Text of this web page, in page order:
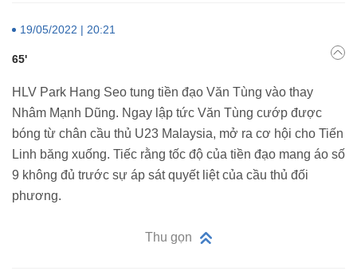
19/05/2022 | 20:21
65'
HLV Park Hang Seo tung tiền đạo Văn Tùng vào thay
Nhâm Mạnh Dũng. Ngay lập tức Văn Tùng cướp được
bóng từ chân cầu thủ U23 Malaysia, mở ra cơ hội cho Tiến
Linh băng xuống. Tiếc rằng tốc độ của tiền đạo mang áo số
9 không đủ trước sự áp sát quyết liệt của cầu thủ đối
phương.
Thu gọn